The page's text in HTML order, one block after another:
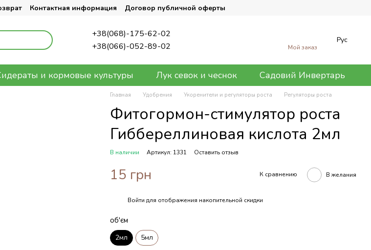
Контактная информация Договор публичной оферты
+38(068)-175-62-02
+38(066)-052-89-02
Мой заказ
Рус
и кормовые культуры Лук севок и чеснок Садовий Инвертарь
Главная Удобрения Укоренители и регуляторы роста Регуляторы роста
Фитогормон-стимулятор роста
Гиббереллиновая кислота 2мл
В наличии Артикул: 1331 Оставить отзыв
15 грн К сравнению В желания
Войти для отображения накопительной скидки
об'єм
2мл 5мл